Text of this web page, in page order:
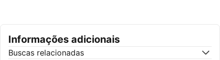
Informações adicionais
Buscas relacionadas